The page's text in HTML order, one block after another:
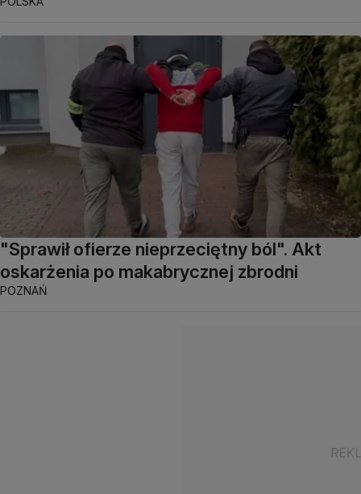
"Sprawił ofierze nieprzeciętny ból". Akt
oskarżenia po makabrycznej zbrodni
POZNAŃ